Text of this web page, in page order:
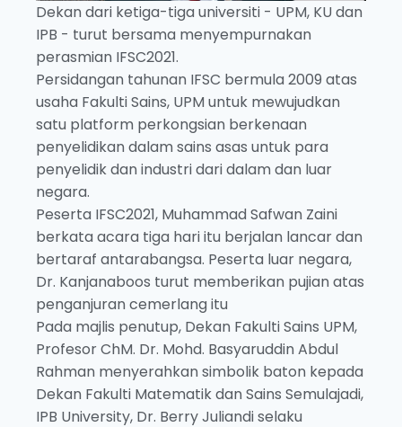
Dekan dari ketiga-tiga universiti - UPM, KU dan
IPB - turut bersama menyempurnakan
perasmian IFSC2021.
Persidangan tahunan IFSC bermula 2009 atas
usaha Fakulti Sains, UPM untuk mewujudkan
satu platform perkongsian berkenaan
penyelidikan dalam sains asas untuk para
penyelidik dan industri dari dalam dan luar
negara.
Peserta IFSC2021, Muhammad Safwan Zaini
berkata acara tiga hari itu berjalan lancar dan
bertaraf antarabangsa. Peserta luar negara,
Dr. Kanjanaboos turut memberikan pujian atas
penganjuran cemerlang itu
Pada majlis penutup, Dekan Fakulti Sains UPM,
Profesor ChM. Dr. Mohd. Basyaruddin Abdul
Rahman menyerahkan simbolik baton kepada
Dekan Fakulti Matematik dan Sains Semulajadi,
IPB University, Dr. Berry Juliandi selaku